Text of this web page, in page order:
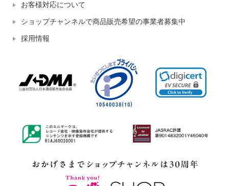
お客様対応について
ショップチャンネルで商品販売希望の事業者募集中
採用情報